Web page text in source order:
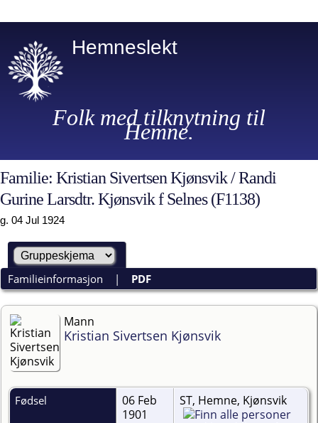
Hemneslekt
Folk med tilknytning til
Hemne.
Familie: Kristian Sivertsen Kjønsvik / Randi
Gurine Larsdtr. Kjønsvik f Selnes (F1138)
g. 04 Jul 1924
Familieinformasjon | PDF
Mann
Kristian Sivertsen Kjønsvik
Fødsel
06 Feb
1901
ST, Hemne, Kjønsvik